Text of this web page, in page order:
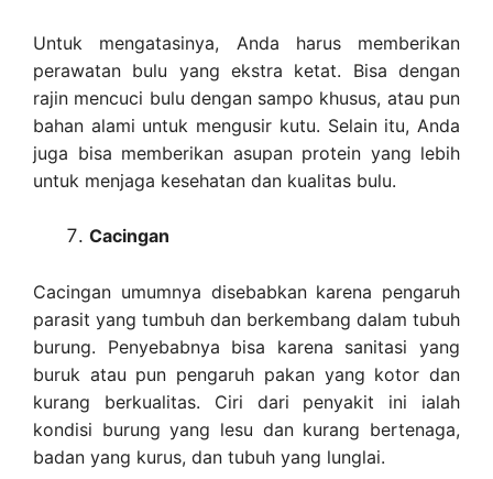
Untuk mengatasinya, Anda harus memberikan
perawatan bulu yang ekstra ketat. Bisa dengan
rajin mencuci bulu dengan sampo khusus, atau pun
bahan alami untuk mengusir kutu. Selain itu, Anda
juga bisa memberikan asupan protein yang lebih
untuk menjaga kesehatan dan kualitas bulu.
Cacingan
Cacingan umumnya disebabkan karena pengaruh
parasit yang tumbuh dan berkembang dalam tubuh
burung. Penyebabnya bisa karena sanitasi yang
buruk atau pun pengaruh pakan yang kotor dan
kurang berkualitas. Ciri dari penyakit ini ialah
kondisi burung yang lesu dan kurang bertenaga,
badan yang kurus, dan tubuh yang lunglai.